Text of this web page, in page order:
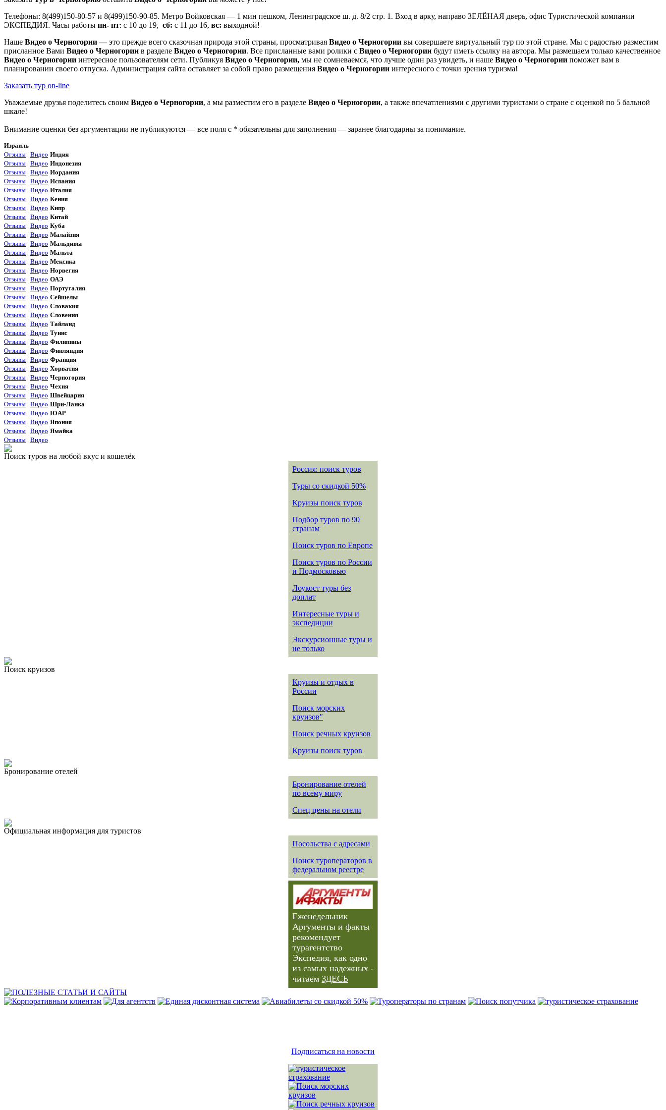
Телефоны: 8(499)150-80-57 и 8(499)150-90-85. Метро Войковская — 1 мин пешком, Ленинградское ш. д. 8/2 стр. 1. Вход в арку, направо ЗЕЛЁНАЯ дверь, офис Туристической компании
ЭКСПЕДИЯ. Часы работы пн- пт: с 10 до 19, сб: с 11 до 16, вс: выходной!
Наше Видео о Черногории —это прежде всего сказочная природа этой страны, просматривая Видео о Черногории вы совершаете виртуальный тур по этой стране. Мы с радостью разместим
присланное Вами Видео о Черногории в разделе Видео о Черногории. Все присланные вами ролики с Видео о Черногории будут иметь ссылку на автора. Мы размещаем только качественное
Видео о Черногории интересное пользователям сети. Публикуя Видео о Черногории, мы не сомневаемся, что лучше один раз увидеть, и наше Видео о Черногории поможет вам в
планировании своего отпуска. Администрация сайта оставляет за собой право размещения Видео о Черногории интересного с точки зрения туризма!
Заказать тур on-line
Уважаемые друзья поделитесь своим Видео о Черногории, а мы разместим его в разделе Видео о Черногории, а также впечатлениями с другими туристами о стране с оценкой по 5 бальной
шкале!
Внимание оценки без аргументации не публикуются — все поля с * обязательны для заполнения — заранее благодарны за понимание.
Израиль
Отзывы | Видео Индия
Отзывы | Видео Индонезия
Отзывы | Видео Иордания
Отзывы | Видео Испания
Отзывы | Видео Италия
Отзывы | Видео Кения
Отзывы | Видео Кипр
Отзывы | Видео Китай
Отзывы | Видео Куба
Отзывы | Видео Малайзия
Отзывы | Видео Мальдивы
Отзывы | Видео Мальта
Отзывы | Видео Мексика
Отзывы | Видео Норвегия
Отзывы | Видео ОАЭ
Отзывы | Видео Португалия
Отзывы | Видео Сейшелы
Отзывы | Видео Словакия
Отзывы | Видео Словения
Отзывы | Видео Тайланд
Отзывы | Видео Тунис
Отзывы | Видео Филипины
Отзывы | Видео Финляндия
Отзывы | Видео Франция
Отзывы | Видео Хорватия
Отзывы | Видео Черногория
Отзывы | Видео Чехия
Отзывы | Видео Швейцария
Отзывы | Видео Шри-Ланка
Отзывы | Видео ЮАР
Отзывы | Видео Япония
Отзывы | Видео Ямайка
Отзывы | Видео
Поиск туров на любой вкус и кошелёк
Россия: поиск туров
Туры со скидкой 50%
Круизы поиск туров
Подбор туров по 90
странам
Поиск туров по Европе
Поиск туров по России
и Подмосковью
Лоукост туры без
доплат
Интересные туры и
экспедиции
Экскурсионные туры и
не только
Поиск круизов
Круизы и отдых в
России
Поиск морских
круизов"
Поиск речных круизов
Круизы поиск туров
Бронирование отелей
Бронирование отелей
по всему миру
Спец цены на отели
Официальная информация для туристов
Посольства с адресами
Поиск туроператоров в
федеральном реестре
Еженедельник
Аргументы и факты
рекомендует
турагентство
Экспедия, как одно
из самых надежных -
читаем ЗДЕСЬ
Подписаться на новости